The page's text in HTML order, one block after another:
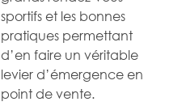
sportifs et les bonnes
pratiques permettant
d’en faire un véritable
levier d’émergence en
point de vente.